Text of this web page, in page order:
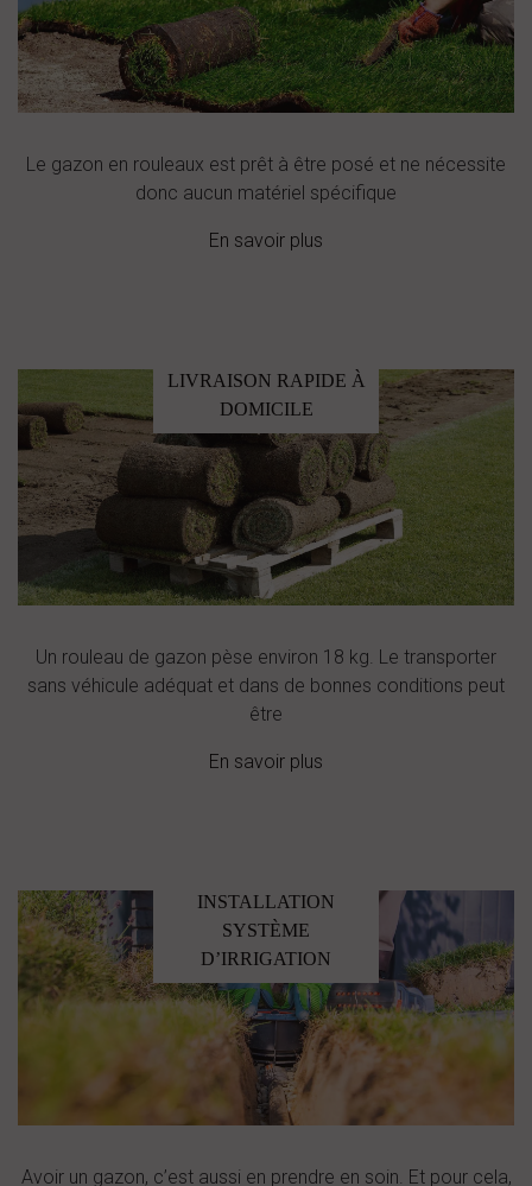
Le gazon en rouleaux est prêt à être posé et ne nécessite
donc aucun matériel spécifique
En savoir plus
LIVRAISON RAPIDE À
DOMICILE
Un rouleau de gazon pèse environ 18 kg. Le transporter
sans véhicule adéquat et dans de bonnes conditions peut
être
En savoir plus
Avoir un gazon, c’est aussi en prendre en soin. Et pour cela,
INSTALLATION
SYSTÈME
D’IRRIGATION